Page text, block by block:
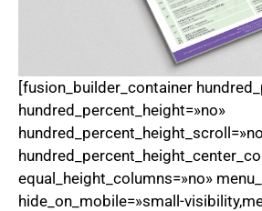
[fusion_builder_container
hundred_percent_height=»no»
equal_height_columns=»no»
hide_on_mobile=»small-